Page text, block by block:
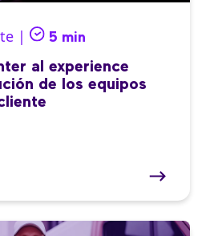
| 5 min
al experience
de los equipos